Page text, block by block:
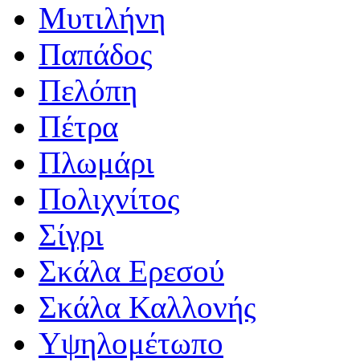
Μυτιλήνη
Παπάδος
Πελόπη
Πέτρα
Πλωμάρι
Πολιχνίτος
Σίγρι
Σκάλα Ερεσού
Σκάλα Καλλονής
Υψηλομέτωπο